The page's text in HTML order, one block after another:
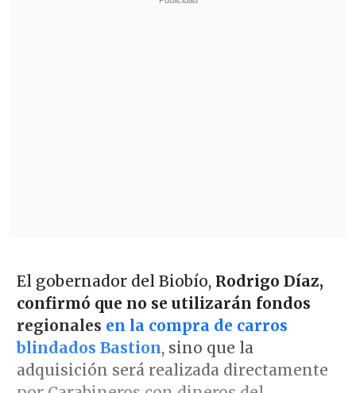
El gobernador del Biobío, Rodrigo Díaz,
confirmó que no se utilizarán fondos
regionales en la compra de carros
blindados Bastion, sino que la
adquisición será realizada directamente